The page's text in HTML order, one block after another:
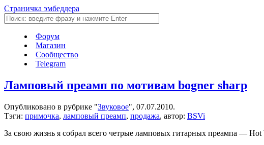
Страничка эмбеддера
Форум
Магазин
Сообщество
Telegram
Ламповый преамп по мотивам bogner sharp
Опубликовано в рубрике "Звуковое", 07.07.2010.
Тэги: примочка, ламповый преамп, продажа, автор: BSVi
За свою жизнь я собрал всего четрые ламповых гитарных преампа —